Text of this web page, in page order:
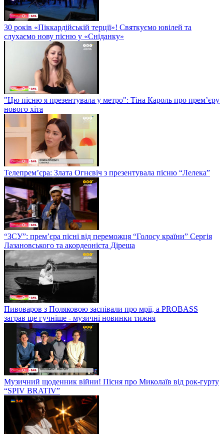
30 років «Піккардійській терції»! Святкуємо ювілей та
слухаємо нову пісню у «Сніданку»
"Цю пісню я презентувала у метро": Тіна Кароль про прем’єру
нового хіта
Телепрем’єра: Злата Огнєвіч з презентувала пісню “Лелека”
“ЗСУ”: прем’єра пісні від переможця “Голосу країни” Сергія
Лазановського та акордеоніста Діреша
Пивоваров з Поляковою заспівали про мрії, а PROBASS
заграв ще гучніше - музичні новинки тижня
Музичний щоденник війни! Пісня про Миколаїв від рок-гурту
“SPIV BRATIV”